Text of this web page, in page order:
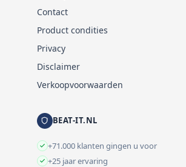
Contact
Product condities
Privacy
Disclaimer
Verkoopvoorwaarden
BEAT-IT.NL
+71.000 klanten gingen u voor
+25 jaar ervaring